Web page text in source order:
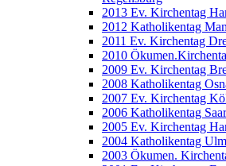
2013 Ev. Kirchentag
2012 Katholikentag
2011 Ev. Kirchentag
2010
2009 Ev. Kirchentag
2008 Katholikentag
2007 Ev. Kirchentag
2006 Katholikentag
2005 Ev. Kirchentag
2004 Katholikentag Ulm
2003 Ökumen.